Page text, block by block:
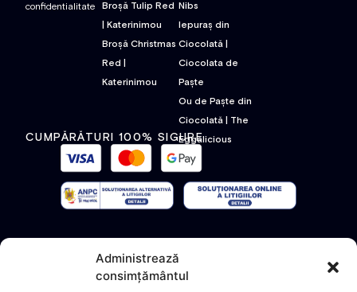
Administrează
consimțământul
confidentialitate
Broșă Tulip Red
| Katerinimou
Broșă Christmas
Red |
Katerinimou
Nibs
Iepuraș din
Ciocolată |
Ciocolata de
Paște
Ou de Paște din
Ciocolată | The
Eggalicious
CUMPĂRĂTURI 100% SIGURE